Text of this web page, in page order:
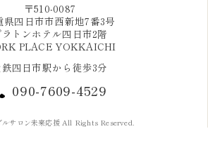
〒510-0087
県四日市市西新地7番3号
ラトンホテル四日市2階
PLACE YOKKAICHI
四日市駅から徒歩3分
090-7609-4529
サロン未来応援 All Rights Reserved.